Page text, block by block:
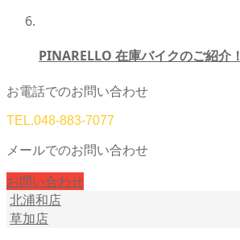
PINARELLO 在庫バイクのご紹介！
お電話でのお問い合わせ
TEL.048-883-7077
メールでのお問い合わせ
お問い合わせ
北浦和店
草加店